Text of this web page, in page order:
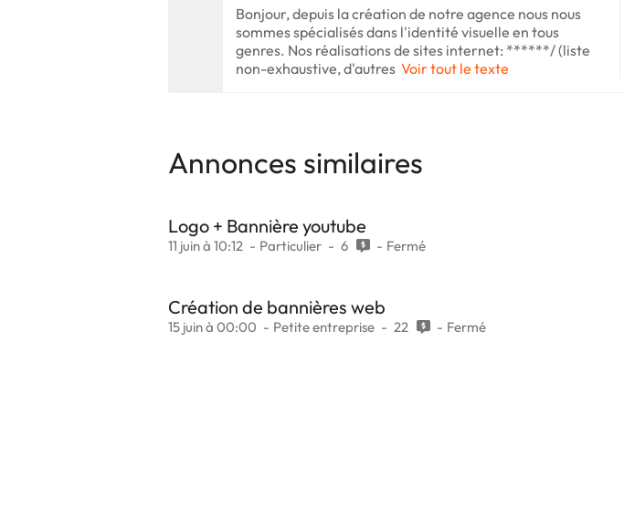
Bonjour, depuis la création de notre agence nous nous
sommes spécialisés dans l'identité visuelle en tous
genres. Nos réalisations de sites internet: ******/ (liste
non-exhaustive, d'autres Voir tout le texte
Annonces similaires
Logo + Bannière youtube
11 juin à 10:12 Particulier 6 Fermé
Création de bannières web
15 juin à 00:00 Petite entreprise 22 Fermé